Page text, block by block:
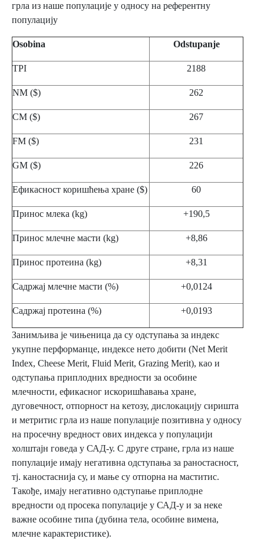
грла из наше популације у односу на референтну
популацију
Osobina Odstupanje
TPI 2188
NM ($) 262
CM ($) 267
FM ($) 231
GM ($) 226
Ефикасност коришћења хране ($) 60
Принос млека (kg) +190,5
Принос млечне масти (kg) +8,86
Принос протеина (kg) +8,31
Садржај млечне масти (%) +0,0124
Садржај протеина (%) +0,0193
Занимљива је чињеница да су одступања за индекс
укупне перформанце, индексе нето добити (Net Merit
Index, Cheese Merit, Fluid Merit, Grazing Merit), као и
одступања приплодних вредности за особине
млечности, ефикасног искоришћавања хране,
дуговечност, отпорност на кетозу, дислокацију сиришта
и метритис грла из наше популације позитивна у односу
на просечну вредност ових индекса у популацији
холштајн говеда у САД-у. С друге стране, грла из наше
популације имају негативна одступања за раностасност,
тј. каностаснија су, и мање су отпорна на маститис.
Такође, имају негативно одступање приплодне
вредности од просека популације у САД-у и за неке
важне особине типа (дубина тела, особине вимена,
млечне карактеристике).